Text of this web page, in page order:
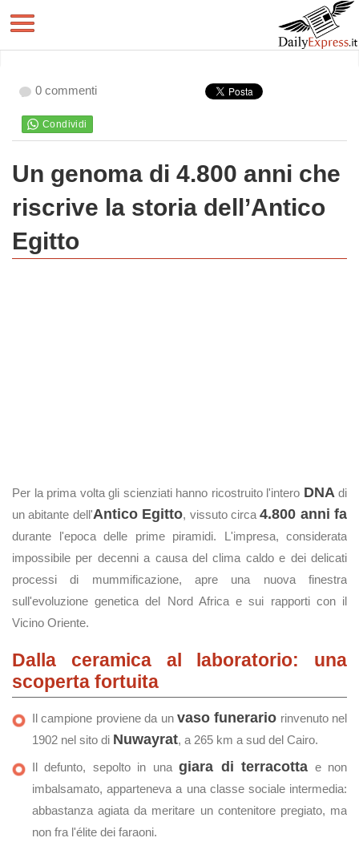
0 commenti
Un genoma di 4.800 anni che
riscrive la storia dell’Antico
Egitto
Per la prima volta gli scienziati hanno ricostruito l'intero DNA di
un abitante dell'Antico Egitto, vissuto circa4.800 anni fa
durante l'epoca delle prime piramidi. L'impresa, considerata
impossibile per decenni a causa del clima caldo e dei delicati
processi di mummificazione, apre una nuova finestra
sull'evoluzione genetica del Nord Africa e sui rapporti con il
Vicino Oriente.
Dalla ceramica al laboratorio: una
scoperta fortuita
Il campione proviene da un vaso funerario rinvenuto nel
1902 nel sito di Nuwayrat, a 265 km a sud del Cairo.
Il defunto, sepolto in unagiara di terracotta e non
imbalsamato, apparteneva a una classe sociale intermedia:
abbastanza agiata da meritare un contenitore pregiato, ma
non fra l'élite dei faraoni.